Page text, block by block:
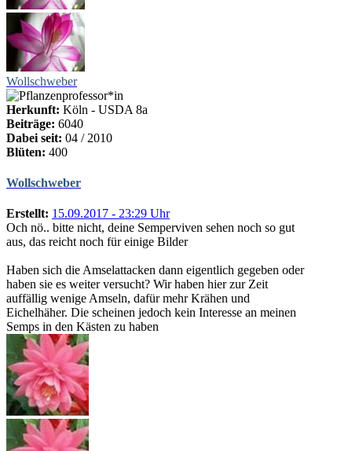
Wollschweber
Herkunft: Köln - USDA 8a
Beiträge: 6040
Dabei seit: 04 / 2010
Blüten: 400
Wollschweber
Erstellt: 15.09.2017 - 23:29 Uhr
Och nö.. bitte nicht, deine Semperviven sehen noch so gut
aus, das reicht noch für einige Bilder
Haben sich die Amselattacken dann eigentlich gegeben oder
haben sie es weiter versucht? Wir haben hier zur Zeit
auffällig wenige Amseln, dafür mehr Krähen und
Eichelhäher. Die scheinen jedoch kein Interesse an meinen
Semps in den Kästen zu haben